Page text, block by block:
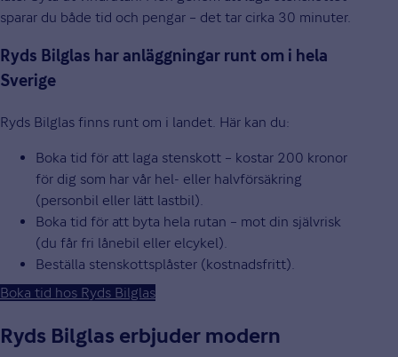
sparar du både tid och pengar – det tar cirka 30 minuter.
Ryds Bilglas har anläggningar runt om i hela
Sverige
Ryds Bilglas finns runt om i landet. Här kan du:
Boka tid för att laga stenskott – kostar 200 kronor
för dig som har vår hel- eller halvförsäkring
(personbil eller lätt lastbil).
Boka tid för att byta hela rutan – mot din självrisk
(du får fri lånebil eller elcykel).
Beställa stenskottsplåster (kostnadsfritt).
Boka tid hos Ryds Bilglas
Ryds Bilglas erbjuder modern